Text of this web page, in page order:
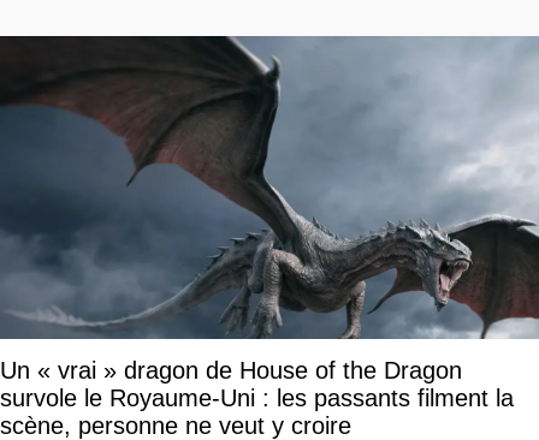
Un « vrai » dragon de House of the Dragon
survole le Royaume-Uni : les passants filment la
scène, personne ne veut y croire